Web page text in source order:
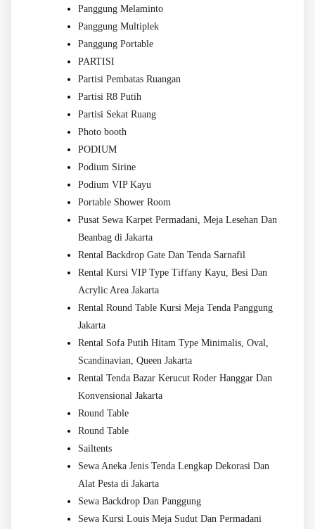
Panggung Melaminto
Panggung Multiplek
Panggung Portable
PARTISI
Partisi Pembatas Ruangan
Partisi R8 Putih
Partisi Sekat Ruang
Photo booth
PODIUM
Podium Sirine
Podium VIP Kayu
Portable Shower Room
Pusat Sewa Karpet Permadani, Meja Lesehan Dan
Beanbag di Jakarta
Rental Backdrop Gate Dan Tenda Sarnafil
Rental Kursi VIP Type Tiffany Kayu, Besi Dan
Acrylic Area Jakarta
Rental Round Table Kursi Meja Tenda Panggung
Jakarta
Rental Sofa Putih Hitam Type Minimalis, Oval,
Scandinavian, Queen Jakarta
Rental Tenda Bazar Kerucut Roder Hanggar Dan
Konvensional Jakarta
Round Table
Round Table
Sailtents
Sewa Aneka Jenis Tenda Lengkap Dekorasi Dan
Alat Pesta di Jakarta
Sewa Backdrop Dan Panggung
Sewa Kursi Louis Meja Sudut Dan Permadani